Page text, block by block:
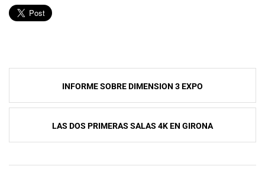
Navegación
de
entradas
INFORME SOBRE DIMENSION 3 EXPO
LAS DOS PRIMERAS SALAS 4K EN GIRONA